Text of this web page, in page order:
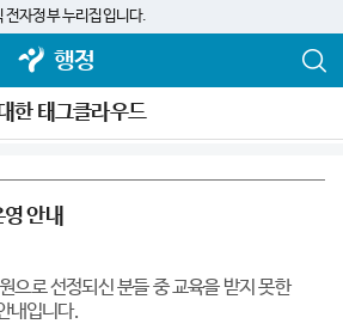
전자정부 누리집입니다.
행정
한 태그클라우드
안내
으로 선정되신 분들 중 교육을 받지 못한
내입니다.